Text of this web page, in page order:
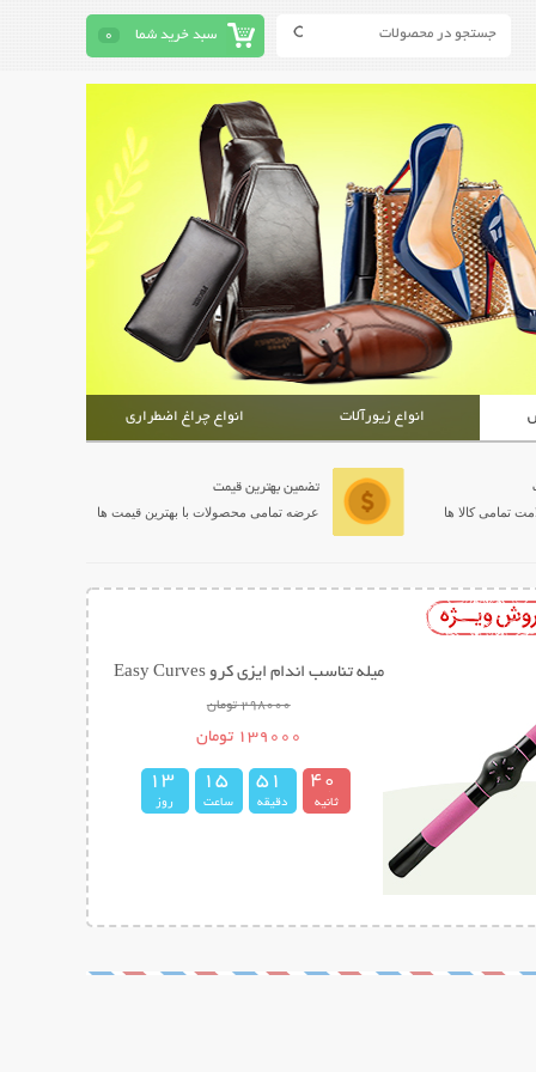
سبد خرید شما 0
انواع زیورآلات انواع چراغ اضطراری
تمامی کالا ها
تضمین بهترین قیمت
عرضه تمامی محصولات با بهترین قیمت ها
میله تناسب اندام ایزی کرو Easy Curves
298000 تومان
139000 تومان
3
4 9
0
ثانیه
51
دقیقه
1 5
ساعت
1 3
روز